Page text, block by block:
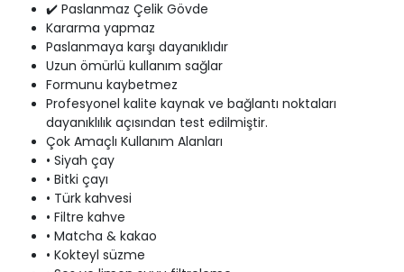
✔️ Paslanmaz Çelik Gövde
Kararma yapmaz
Paslanmaya karşı dayanıklıdır
Uzun ömürlü kullanım sağlar
Formunu kaybetmez
Profesyonel kalite kaynak ve bağlantı noktaları
dayanıklılık açısından test edilmiştir.
Çok Amaçlı Kullanım Alanları
• Siyah çay
• Bitki çayı
• Türk kahvesi
• Filtre kahve
• Matcha & kakao
• Kokteyl süzme